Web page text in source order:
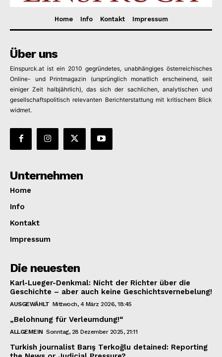
Home Info Kontakt Impressum
Über uns
Einspurck.at ist ein 2010 gegründetes, unabhängiges österreichisches
Online- und Printmagazin (ursprünglich monatlich erscheinend, seit
einiger Zeit halbjährlich), das sich der sachlichen, analytischen und
gesellschaftspolitisch relevanten Berichterstattung mit kritischem Blick
widmet.
Unternehmen
Home
Info
Kontakt
Impressum
Die neuesten
Karl-Lueger-Denkmal: Nicht der Richter über die
Geschichte – aber auch keine Geschichtsvernebelung!
AUSGEWÄHLT Mittwoch, 4 März 2026, 18:45
„Belohnung für Verleumdung!“
ALLGEMEIN Sonntag, 28 Dezember 2025, 21:11
Turkish journalist Barış Terkoğlu detained: Reporting